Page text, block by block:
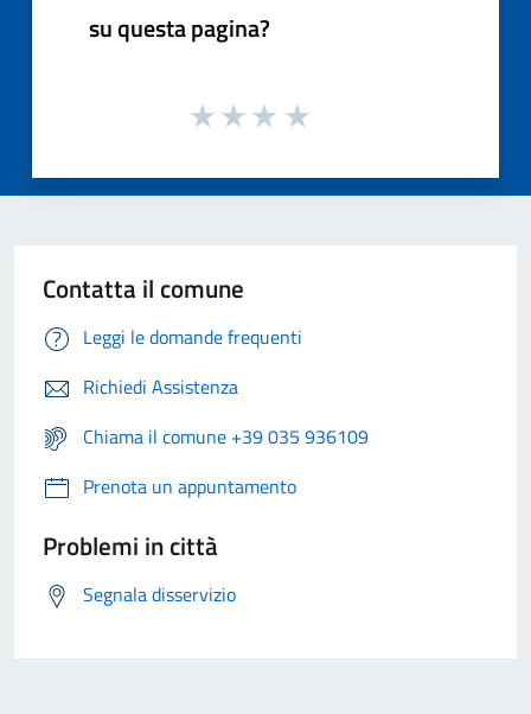
su questa pagina?
Contatta il comune
Leggi le domande frequenti
Richiedi Assistenza
Chiama il comune +39 035 936109
Prenota un appuntamento
Problemi in città
Segnala disservizio